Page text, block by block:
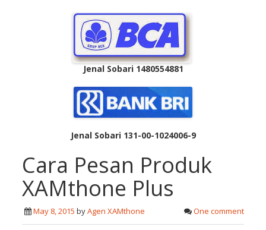
Jenal Sobari 1480554881
Jenal Sobari 131-00-1024006-9
Cara Pesan Produk
XAMthone Plus
May 8, 2015 byAgen XAMthone One comment